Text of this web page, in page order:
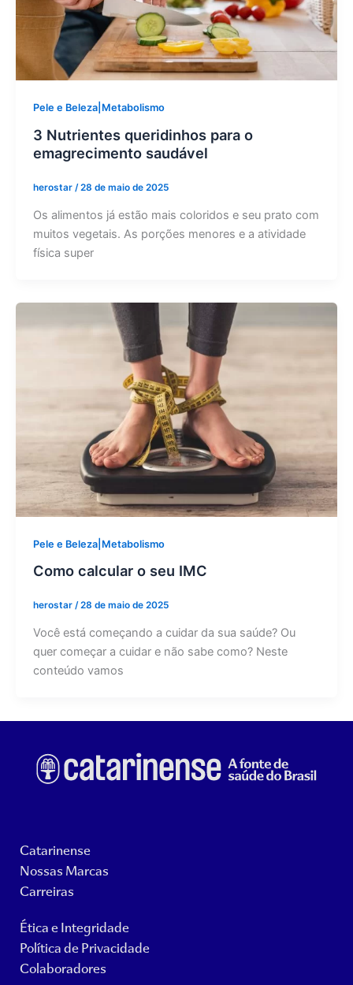
Pele e Beleza|Metabolismo
3 Nutrientes queridinhos para o
emagrecimento saudável
herostar /28 de maio de 2025
Os alimentos já estão mais coloridos e seu prato com
muitos vegetais. As porções menores e a atividade
física super
Pele e Beleza|Metabolismo
Como calcular o seu IMC
herostar /28 de maio de 2025
Você está começando a cuidar da sua saúde? Ou
quer começar a cuidar e não sabe como? Neste
conteúdo vamos
Catarinense
Nossas Marcas
Carreiras
Ética e Integridade
Política de Privacidade
Colaboradores